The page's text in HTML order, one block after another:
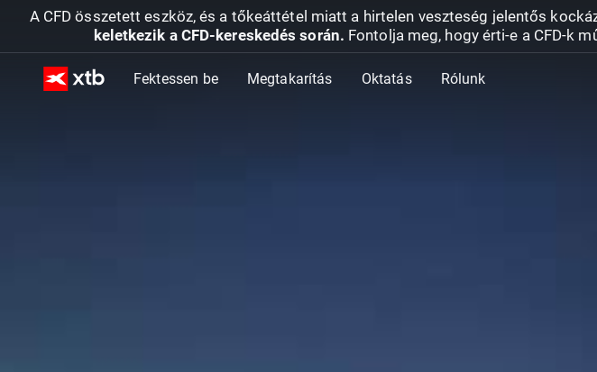
A CFD összetett eszköz, és a tőkeáttétel miatt a hirtelen veszteség jelentős
keletkezik a CFD-kereskedés során. Fontolja meg, hogy érti-e a CFD-k
Fektessen be Megtakarítás Oktatás Rólunk